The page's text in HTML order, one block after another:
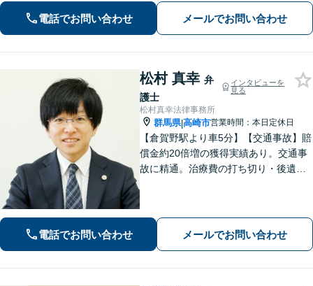
もご相談ください。
電話でお問い合わせ メールでお問い合わせ
松村 真幸 弁
護士
インタビューを
見る
松村真幸法律事務所
群馬県|高崎市営業時間：本日定休日
【倉賀野駅より車5分】【交通事故】賠
償金約20倍増の獲得実績あり。交通事
故に精通。治療費の打ち切り・後遺障
らゆる問題に丁寧に対応します。
電話でお問い合わせ メールでお問い合わせ